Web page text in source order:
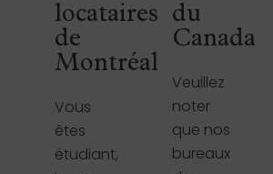
locataires
de
Montréal
Vous
êtes
étudiant,
du
Canada
Veuillez
noter
que nos
bureaux